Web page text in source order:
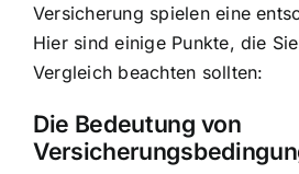
Versicherung spielen eine
Hier sind einige Punkte, die
Vergleich beachten sollten:
Die Bedeutung von